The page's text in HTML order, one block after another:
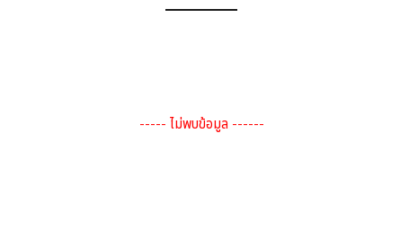
----- ไม่พบข้อมูล ------